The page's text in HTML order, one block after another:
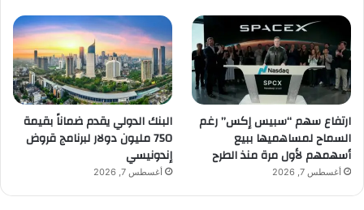
ارتفاع سهم “سبيس إكس” رغم
السماح لمساهميها ببيع
أسهمهم لأول مرة منذ الطرح
أغسطس 7, 2026
البنك الدولي يقدم ضماناً بقيمة
750 مليون دولار لبرنامج قروض
إندونيسي
أغسطس 7, 2026